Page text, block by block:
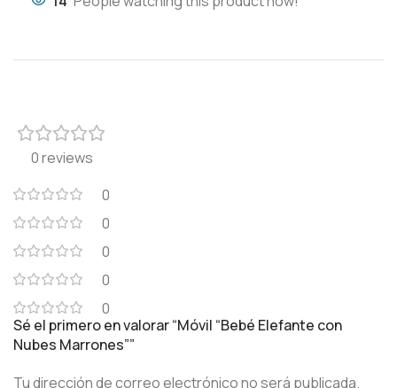
0 reviews
0
0
0
0
0
Sé el primero en valorar “Móvil “Bebé Elefante con
Nubes Marrones””
Tu dirección de correo electrónico no será publicada.